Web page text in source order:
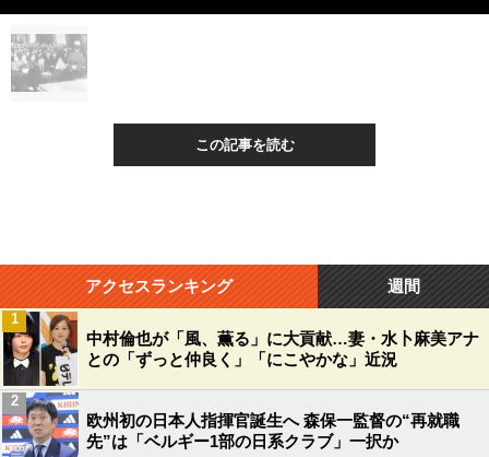
この記事を読む
アクセスランキング 週間
中村倫也が「風、薫る」に大貢献…妻・水卜麻美アナ
との「ずっと仲良く」「にこやかな」近況
1
欧州初の日本人指揮官誕生へ 森保一監督の“再就職
先”は「ベルギー1部の日系クラブ」一択か
2